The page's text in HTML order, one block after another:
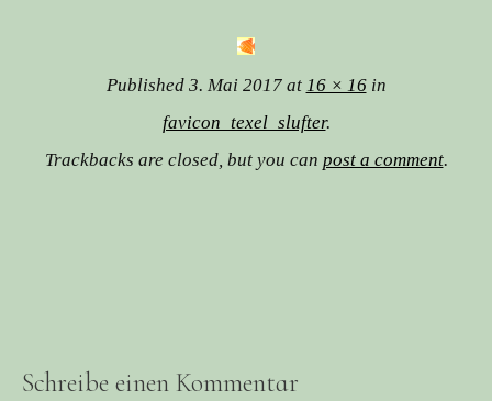
Published 3. Mai 2017at 16 × 16in
favicon_texel_slufter.
Trackbacks are closed, but you can post a comment.
Schreibe einen Kommentar